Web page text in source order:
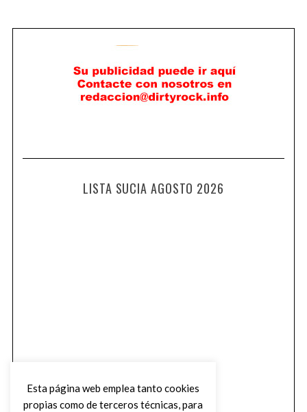
LISTA SUCIA AGOSTO 2026
Esta página web emplea tanto cookies
propias como de terceros técnicas, para